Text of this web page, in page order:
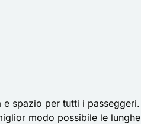
spazio per tutti i passeggeri.
modo possibile le lunghe